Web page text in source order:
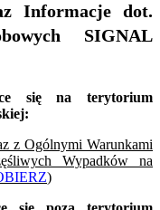
Informacje dot.
SIGNAL
się na terytorium
z Ogólnymi Warunkami
Wypadków na
)